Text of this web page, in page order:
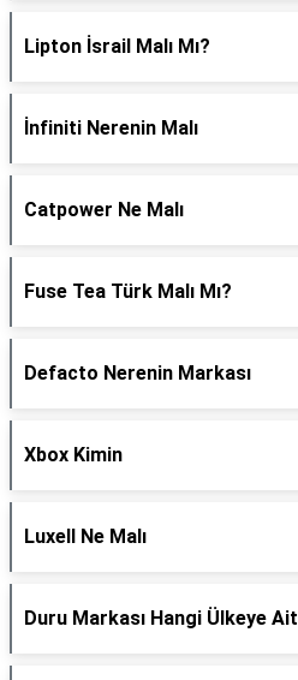
Lipton İsrail Malı Mı?
İnfiniti Nerenin Malı
Catpower Ne Malı
Fuse Tea Türk Malı Mı?
Defacto Nerenin Markası
Xbox Kimin
Luxell Ne Malı
Duru Markası Hangi Ülkeye Ait